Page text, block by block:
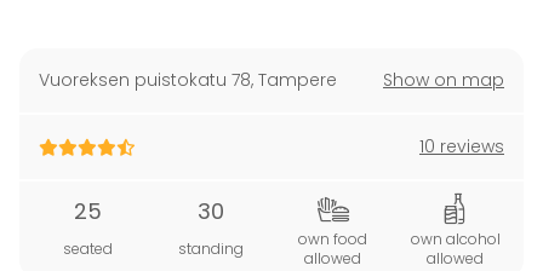
Vuoreksen puistokatu 78, Tampere Show on map
10 reviews
25
seated
30
standing
own food
allowed
own alcohol
allowed